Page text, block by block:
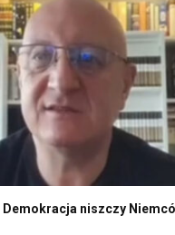
Demokracja niszczy